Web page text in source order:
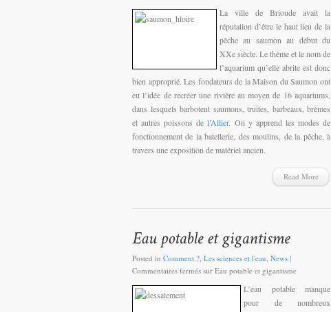
La ville de Brioude avait la
réputation d’être le haut lieu de la
pêche au saumon au début du
XXe siècle. Le thème et le nom de
l’aquarium qu’elle abrite est donc
bien approprié. Les fondateurs de la Maison du Saumon ont
eu l’idée de recréer une rivière au moyen de 16 aquariums,
dans lesquels barbotent saumons, truites, barbeaux, brèmes
et autres poissons del’Allier. On y apprend les modes de
fonctionnement de la batellerie, des moulins, de la pêche, à
travers une exposition de matériel ancien.
Read More
Posted in Comment ? Les sciences et l'eau News |
Commentaires fermés sur Eau potable et gigantisme
L’eau potable manque
pour de nombreux